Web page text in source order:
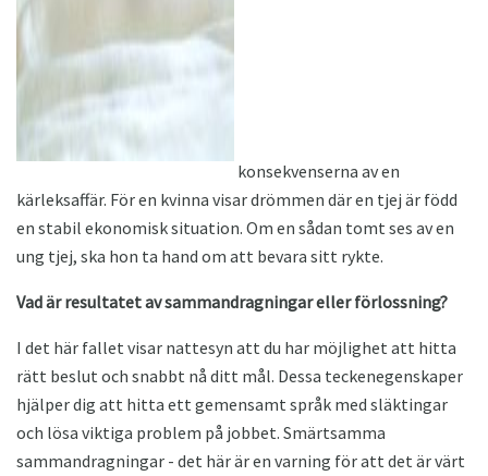
konsekvenserna av en
kärleksaffär. För en kvinna visar drömmen där en tjej är född
en stabil ekonomisk situation. Om en sådan tomt ses av en
ung tjej, ska hon ta hand om att bevara sitt rykte.
Vad är resultatet av sammandragningar eller förlossning?
I det här fallet visar nattesyn att du har möjlighet att hitta
rätt beslut och snabbt nå ditt mål. Dessa teckenegenskaper
hjälper dig att hitta ett gemensamt språk med släktingar
och lösa viktiga problem på jobbet. Smärtsamma
sammandragningar - det här är en varning för att det är värt